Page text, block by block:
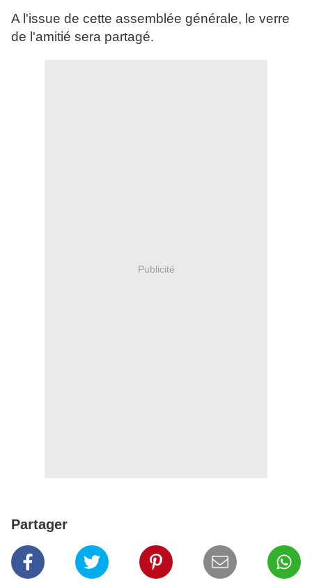
A l'issue de cette assemblée générale, le verre
de l'amitié sera partagé.
Publicité
Partager